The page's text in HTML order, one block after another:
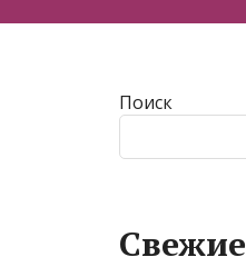
Поиск